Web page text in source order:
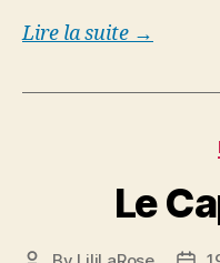
Lire la suite →
Le